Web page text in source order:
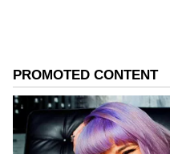
ಸಮಗ್ರ ಸುದ್ದಿ ಮೂಲವನ್ನಾಗಿ
ಆಯ್ಕೆ